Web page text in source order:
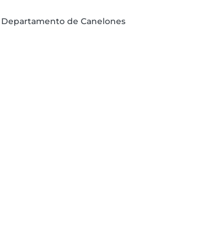
Departamento de Canelones